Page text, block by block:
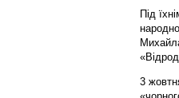
Під
3